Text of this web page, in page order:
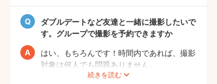
その旨をフォトグラファーにお伝えいただけ
ると幸いです。
ダブルデートなど友達と一緒に撮影したいで
す。グループで撮影を予約できますか
続きを読む
はい、もちろんです！時間内であれば、撮影
対象は何人でも問題ありません。
追加料金も一切なしで、ご友人と一緒に撮影